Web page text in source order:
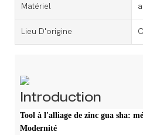
Matériel
Lieu D'origine
Introduction
Tool à l'alliage de zinc gua sha:
Modernité